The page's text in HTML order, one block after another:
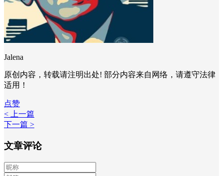
Jalena
原创内容，转载请注明出处! 部分内容来自网络，请遵守法律
适用！
点赞
< 上一篇
下一篇 >
文章评论